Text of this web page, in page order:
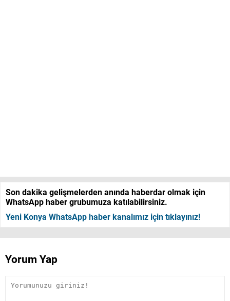
Son dakika gelişmelerden anında haberdar olmak için
WhatsApp haber grubumuza katılabilirsiniz.
Yeni Konya WhatsApp haber kanalımız için tıklayınız!
Yorum Yap